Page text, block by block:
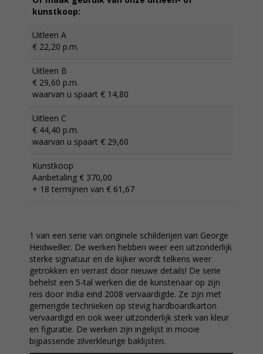
kunstkoop:
Uitleen A
€ 22,20 p.m.
Uitleen B
€ 29,60 p.m.
waarvan u spaart € 14,80
Uitleen C
€ 44,40 p.m.
waarvan u spaart € 29,60
Kunstkoop
Aanbetaling € 370,00
+ 18 termijnen van € 61,67
1 van een serie van originele schilderijen van George
Heidweiller. De werken hebben weer een uitzonderlijk
sterke signatuur en de kijker wordt telkens weer
getrokken en verrast door nieuwe details! De serie
behelst een 5-tal werken die de kunstenaar op zijn
reis door India eind 2008 vervaardigde. Ze zijn met
gemengde technieken op stevig hardboardkarton
vervaardigd en ook weer uitzonderlijk sterk van kleur
en figuratie. De werken zijn ingelijst in mooie
bijpassende zilverkleurige baklijsten.